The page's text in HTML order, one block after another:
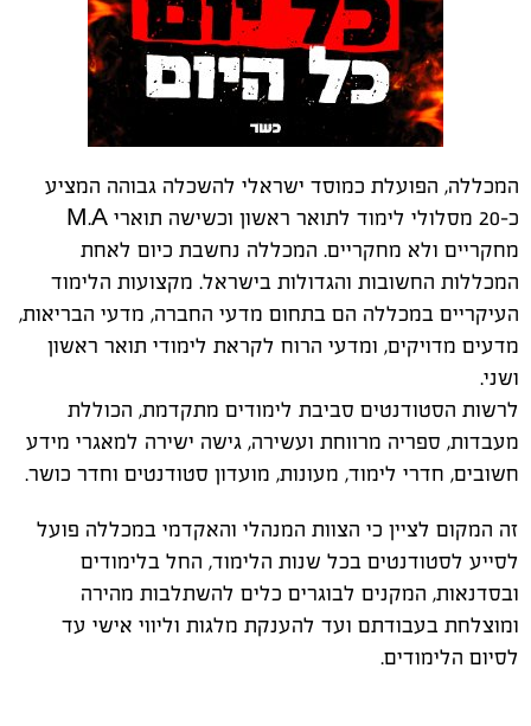
המכללה, הפועלת כמוסד ישראלי להשכלה גבוהה המציע
כ-20 מסלולי לימוד לתואר ראשון וכשישה תוארי M.A
מחקריים ולא מחקריים. המכללה נחשבת כיום לאחת
המכללות החשובות והגדולות בישראל. מקצועות הלימוד
העיקריים במכללה הם בתחום מדעי החברה, מדעי הבריאות,
מדעים מדויקים, ומדעי הרוח לקראת לימודי תואר ראשון
ושני.
לרשות הסטודנטים סביבת לימודים מתקדמת, הכוללת
מעבדות, ספריה מרווחת ועשירה, גישה ישירה למאגרי מידע
חשובים, חדרי לימוד, מעונות, מועדון סטודנטים וחדר כושר.
זה המקום לציין כי הצוות המנהלי והאקדמי במכללה פועל
לסייע לסטודנטים בכל שנות הלימוד, החל בלימודים
ובסדנאות, המקנים לבוגרים כלים להשתלבות מהירה
ומוצלחת בעבודתם ועד להענקת מלגות וליווי אישי עד
לסיום הלימודים.